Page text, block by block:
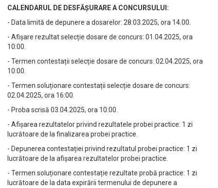
CALENDARUL DE DESFĂȘURARE A CONCURSULUI:
- Data limită de depunere a dosarelor: 28.03.2025, ora 14.00.
- Afișare rezultat selecție dosare de concurs: 01.04.2025, ora
10:00.
- Termen contestații selecție dosare de concurs: 02.04.2025, ora
10:00.
- Termen soluționare contestații selecție dosare de concurs:
02.04.2025, ora 16:00.
- Proba scrisă 03.04.2025, ora 10:00.
- Afișarea rezultatelor privind rezultatele probei practice: 1 zi
lucrătoare de la finalizarea probei practice.
- Depunerea contestației privind rezultatul probei practice: 1 zi
lucrătoare de la afișarea rezultatelor probei practice.
- Termen soluționare contestație rezultate probă practice: 1 zi
lucrătoare de la data expirării termenului de depunere a